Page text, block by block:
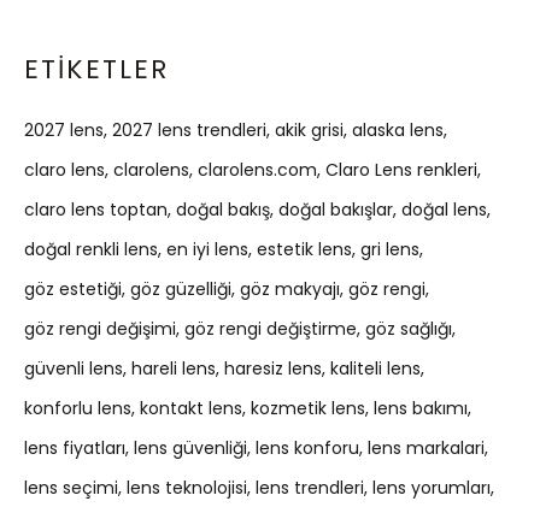
ETIKETLER
2027 lens 2027 lens trendleri akik grisi alaska lens
claro lens clarolens clarolens.com Claro Lens renkleri
claro lens toptan doğal bakış doğal bakışlar doğal lens
doğal renkli lens en iyi lens estetik lens gri lens
göz estetiği göz güzelliği göz makyajı göz rengi
göz rengi değişimi göz rengi değiştirme göz sağlığı
güvenli lens hareli lens haresiz lens kaliteli lens
konforlu lens kontakt lens kozmetik lens lens bakımı
lens fiyatları lens güvenliği lens konforu lens markalari
lens seçimi lens teknolojisi lens trendleri lens yorumları